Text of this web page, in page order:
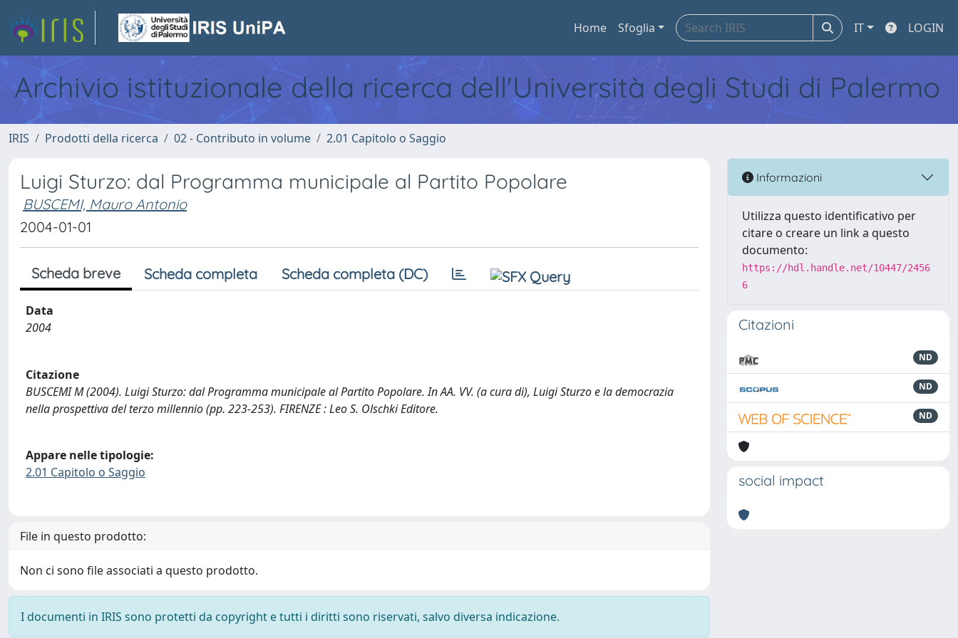
Home Sfoglia IT LOGIN
Archivio istituzionale della ricerca dell'Università degli Studi di Palermo
IRIS Prodotti della ricerca 02 - Contributo in volume 2.01 Capitolo o Saggio
Luigi Sturzo: dal Programma municipale al Partito Popolare
BUSCEMI, Mauro Antonio
2004-01-01
Scheda breve Scheda completa Scheda completa (DC)
Data
2004
Citazione
BUSCEMI M (2004). Luigi Sturzo: dal Programma municipale al Partito Popolare. In AA. VV. (a cura di), Luigi Sturzo e la democrazia
nella prospettiva del terzo millennio (pp. 223-253). FIRENZE : Leo S. Olschki Editore.
Appare nelle tipologie:
2.01 Capitolo o Saggio
File in questo prodotto:
Non ci sono file associati a questo prodotto.
I documenti in IRIS sono protetti da copyright e tutti i diritti sono riservati, salvo diversa indicazione.
Informazioni
Utilizza questo identificativo per
citare o creare un link a questo
documento:
https://hdl.handle.net/10447/2456
6
Citazioni
ND
ND
ND
social impact